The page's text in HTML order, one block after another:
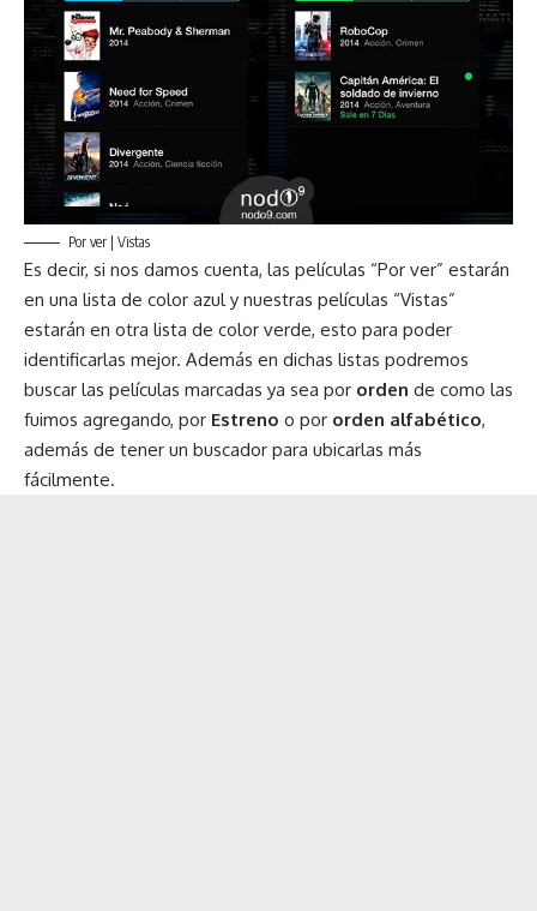
Por ver | Vistas
Es decir, si nos damos cuenta, las películas “Por ver” estarán
en una lista de color azul y nuestras películas “Vistas”
estarán en otra lista de color verde, esto para poder
identificarlas mejor. Además en dichas listas podremos
buscar las películas marcadas ya sea por orden de como las
fuimos agregando, por Estreno o por orden alfabético,
además de tener un buscador para ubicarlas más
fácilmente.